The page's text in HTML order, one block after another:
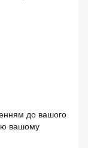
до вашого
вашому